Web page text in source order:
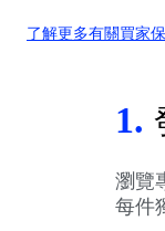
了解更多有關買家
1.
瀏覽
每件